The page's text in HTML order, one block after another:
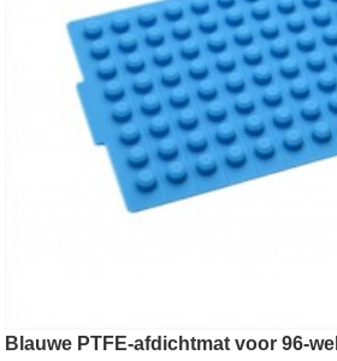
Blauwe PTFE-afdichtmat voor 96-